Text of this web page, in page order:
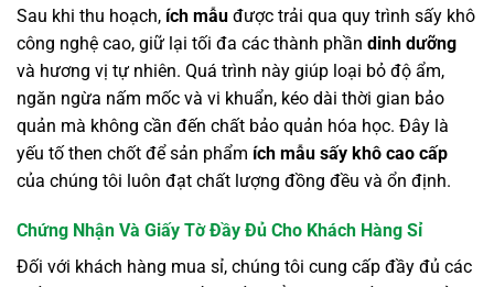
Sau khi thu hoạch, ích mẫu được trải qua quy trình sấy khô
công nghệ cao, giữ lại tối đa các thành phần dinh dưỡng
và hương vị tự nhiên. Quá trình này giúp loại bỏ độ ẩm,
ngăn ngừa nấm mốc và vi khuẩn, kéo dài thời gian bảo
quản mà không cần đến chất bảo quản hóa học. Đây là
yếu tố then chốt để sản phẩm ích mẫu sấy khô cao cấp
của chúng tôi luôn đạt chất lượng đồng đều và ổn định.
Chứng Nhận Và Giấy Tờ Đầy Đủ Cho Khách Hàng Sỉ
Đối với khách hàng mua sỉ, chúng tôi cung cấp đầy đủ các